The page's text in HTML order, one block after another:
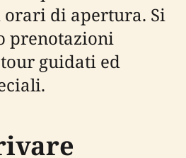
di apertura. Si
prenotazioni
guidati ed